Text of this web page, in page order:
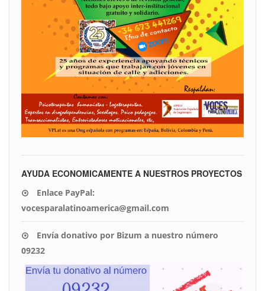
AYUDA ECONOMICAMENTE A NUESTROS PROYECTOS
Enlace PayPal:
vocesparalatinoamerica@gmail.com
Envía donativo por Bizum a nuestro número
09232